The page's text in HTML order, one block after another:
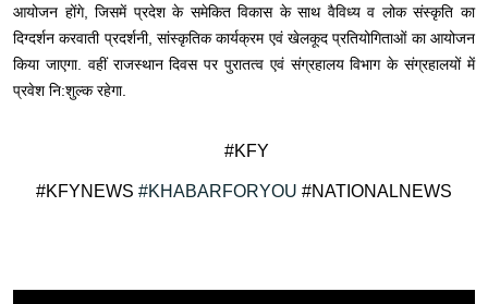
आयोजन होंगे, जिसमें प्रदेश के समेकित विकास के साथ वैविध्य व लोक संस्कृति का
दिग्दर्शन करवाती प्रदर्शनी, सांस्कृतिक कार्यक्रम एवं खेलकूद प्रतियोगिताओं का आयोजन
किया जाएगा. वहीं राजस्थान दिवस पर पुरातत्व एवं संग्रहालय विभाग के संग्रहालयों में
प्रवेश नि:शुल्क रहेगा.
#KFY
#KFYNEWS #KHABARFORYOU #NATIONALNEWS